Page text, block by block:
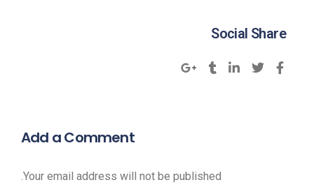
Social Share
Add a Comment
Your email address will not be published.